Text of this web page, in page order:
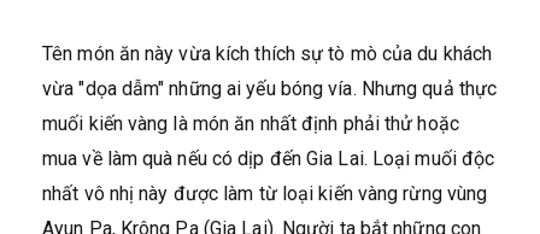
Tên món ăn này vừa kích thích sự tò mò của du khách
vừa "dọa dẫm" những ai yếu bóng vía. Nhưng quả thực
muối kiến vàng là món ăn nhất định phải thử hoặc
mua về làm quà nếu có dịp đến Gia Lai. Loại muối độc
nhất vô nhị này được làm từ loại kiến vàng rừng vùng
Ayun Pa, Krông Pa (Gia Lai). Người ta bắt những con